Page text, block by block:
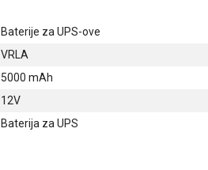
Baterije za UPS-ove
VRLA
5000 mAh
12V
Baterija za UPS